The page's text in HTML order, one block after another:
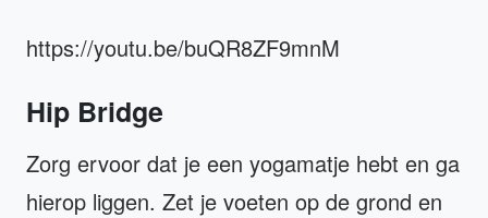
https://youtu.be/buQR8ZF9mnM
Hip Bridge
Zorg ervoor dat je een yogamatje hebt en ga
hierop liggen. Zet je voeten op de grond en